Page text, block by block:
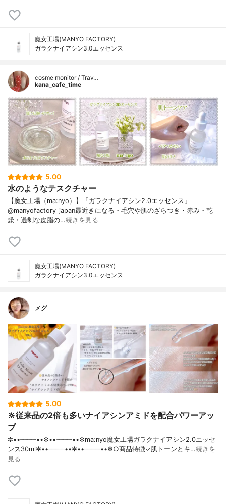
魔女工場(MANYO FACTORY)
ガラクナイアシン3.0エッセンス
cosme monitor / Trav…
kana_cafe_time
5.00
水のようなテスクチャー
【魔女工場（ma:nyo）】「ガラクナイアシン2.0エッセンス」
@manyofactory_japan最近きになる・毛穴や肌のざらつき・赤み・乾
燥・過剰な皮脂の…続きを見る
魔女工場(MANYO FACTORY)
ガラクナイアシン3.0エッセンス
メグ
5.00
🔆従来品の2倍も多いナイアシンアミドを配合パワーアッ
プ
✼••┈┈┈┈••✼••┈┈┈┈••✼ma:nyo魔女工場ガラクナイアシン2.0エッセ
ンス30ml✼••┈┈┈┈••✼••┈┈┈┈••✼○商品特徴✓肌トーンとキ…続きを
見る